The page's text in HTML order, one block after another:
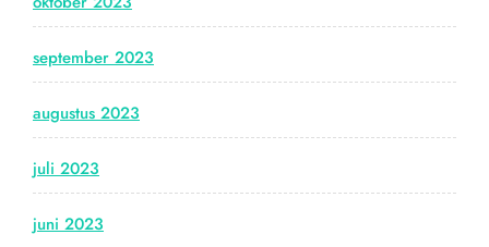
september 2023
augustus 2023
juli 2023
juni 2023